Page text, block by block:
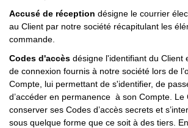
Accusé de réception désigne le courrier
au Client par notre société récapitulant les
commande.
Codes d'accès désigne l'identifiant du Client
de connexion fournis à notre société lors de
Compte, lui permettant de s'identifier, de
d’accéder en permanence à son Compte. Le
conserver ses Codes d’accès secrets et
sous quelque forme que ce soit à des tiers.